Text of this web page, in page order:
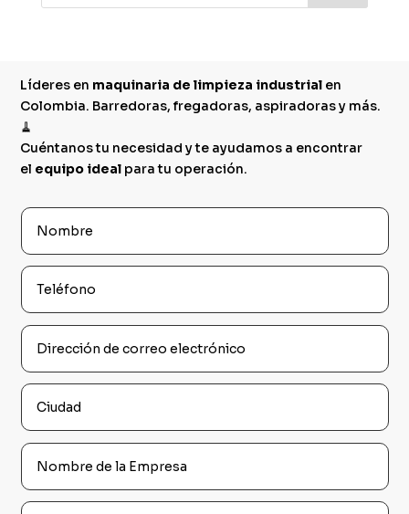
maximale.
Les
sont
conservées
cas de
changement
de réseau
toute
interruption.
transparence
des règles
et des
redistribution
inspire
aux
Líderes en maquinaria de limpieza industrial en
Colombia. Barredoras, fregadoras, aspiradoras y más.
🧹
Cuéntanos tu necesidad y te ayudamos a encontrar
el equipo ideal para tu operación.